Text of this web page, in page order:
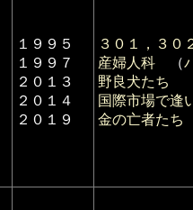
１９９５
１９９７
２０１３
２０１４
２０１９
３０１，３０
産婦人科 （
野良犬たち
国際市場で逢
金の亡者たち